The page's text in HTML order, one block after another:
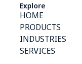
Explore
HOME
PRODUCTS
INDUSTRIES
SERVICES